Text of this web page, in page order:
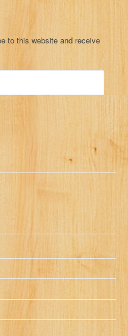
to this website and receive